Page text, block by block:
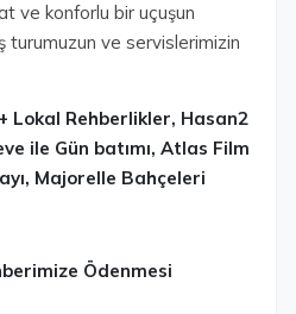
ve konforlu bir uçuşun
turumuzun ve servislerimizin
Lokal Rehberlikler, Hasan2
ile Gün batımı, Atlas Film
Majorelle Bahçeleri
Ödenmesi